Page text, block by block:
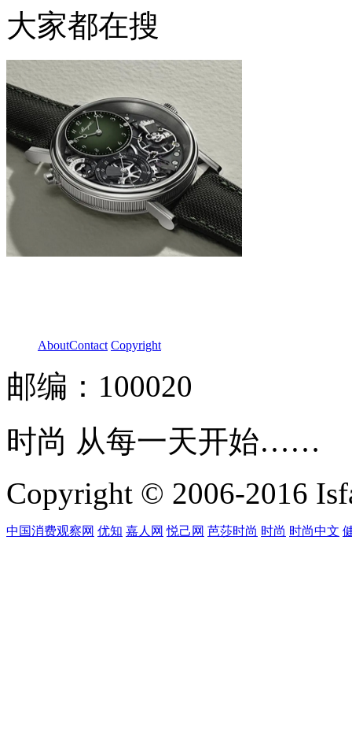
大家都在搜
AboutContact Copyright
邮编：100020
时尚 从每一天开始……
Copyright © 2006-2016
中国消费观察网 优知 嘉人网 悦己网 芭莎时尚 时尚 时尚中文